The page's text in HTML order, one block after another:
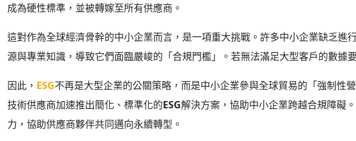
成為硬性標準，並被轉嫁至所有供應商。
這對作為全球經濟骨幹的中小企業而言，是一項重大挑戰。許多中小企業缺乏進
源與專業知識，導致它們面臨嚴峻的「合規門檻」。若無法滿足大型客戶的數據
因此， ESG不再是大型企業的公關策略，而是中小企業參與全球貿易的「強制性
技術供應商加速推出簡化、標準化的ESG解決方案，協助中小企業跨越合規障礙
力，協助供應商夥伴共同邁向永續轉型。